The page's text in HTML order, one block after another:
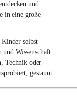
und
in eine große
selbst
und Wissenschaft
Technik oder
gestaunt
und